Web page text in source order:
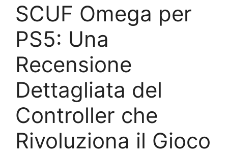
SCUF Omega per
PS5: Una
Recensione
Dettagliata del
Controller che
Rivoluziona il Gioco